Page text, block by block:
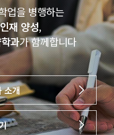
업을 병행하는
재 양성,
과가 함께합니다
소개